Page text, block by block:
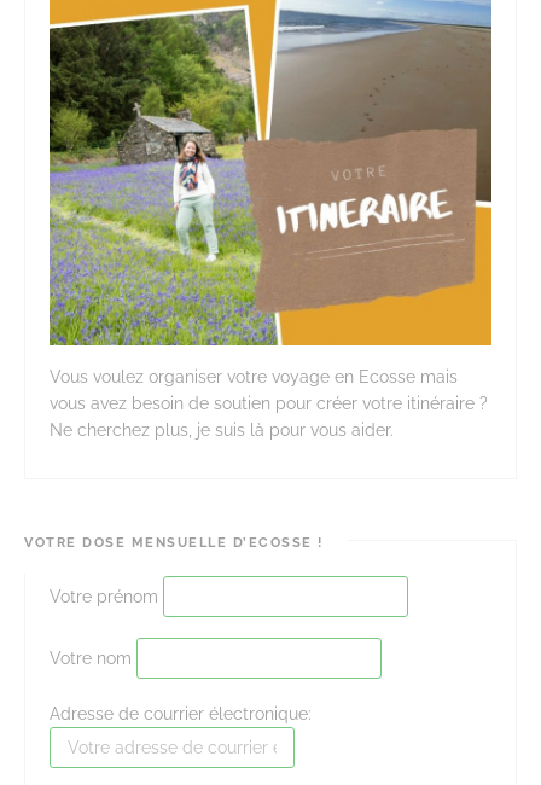
Vous voulez organiser votre voyage en Ecosse mais
vous avez besoin de soutien pour créer votre itinéraire ?
Ne cherchez plus, je suis là pour vous aider.
VOTRE DOSE MENSUELLE D’ECOSSE !
Votre prénom
Votre nom
Adresse de courrier électronique: